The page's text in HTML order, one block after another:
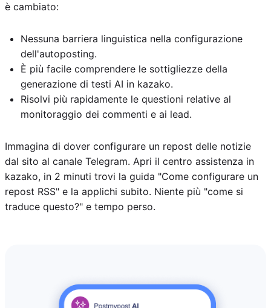
è cambiato:
Nessuna barriera linguistica nella configurazione
dell'autoposting.
È più facile comprendere le sottigliezze della
generazione di testi AI in kazako.
Risolvi più rapidamente le questioni relative al
monitoraggio dei commenti e ai lead.
Immagina di dover configurare un repost delle notizie
dal sito al canale Telegram. Apri il centro assistenza in
kazako, in 2 minuti trovi la guida "Come configurare un
repost RSS" e la applichi subito. Niente più "come si
traduce questo?" e tempo perso.